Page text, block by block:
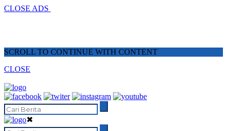
CLOSE ADS
SCROLL TO CONTINUE WITH CONTENT
CLOSE
✖